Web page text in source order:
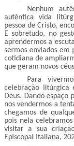
Nenhum
autêntica vida
pessoa de Cristo,
E sobretudo, no
aprendermos a
sermos enviados em
cotidiana de
que geram novos
Para
celebração litúrgica
Deus. Dando espaço
nos vendermos a
chegamos de
pois nela
visitar a sua
Episcopal Italiana,